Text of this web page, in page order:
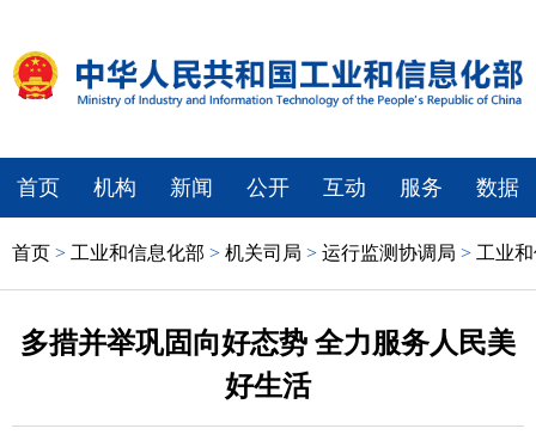
首页 机构 新闻 公开 互动 服务 数据
首页 > 工业和信息化部 > 机关司局 > 运行监测协调局 > 工业
多措并举巩固向好态势 全力服务人民美
好生活